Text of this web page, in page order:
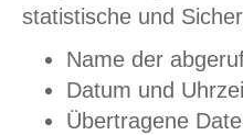
statistische und
Name der
Datum und
Übertragene